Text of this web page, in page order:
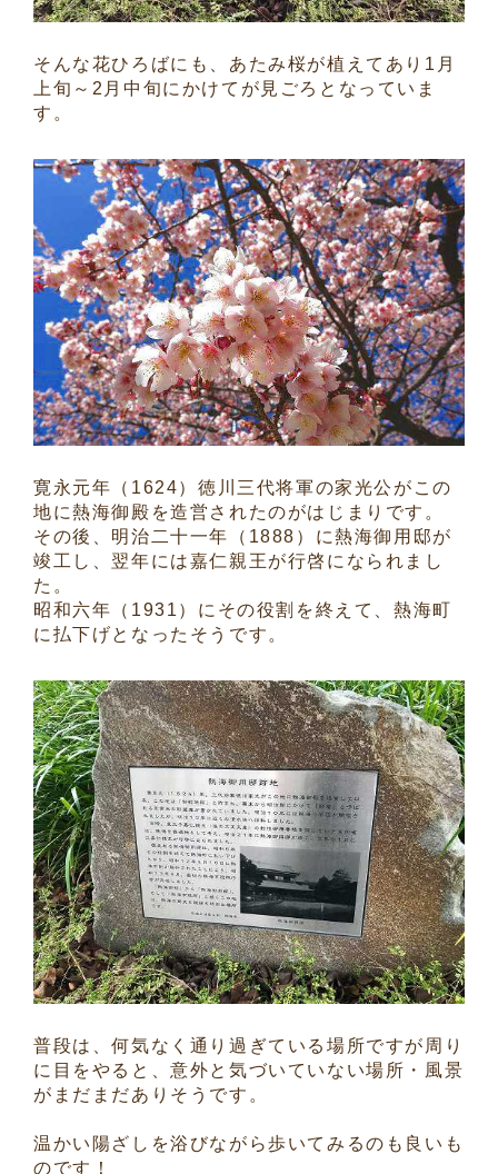
そんな花ひろばにも、あたみ桜が植えてあり1月
上旬～2月中旬にかけてが見ごろとなっていま
す。
寛永元年（1624）徳川三代将軍の家光公がこの
地に熱海御殿を造営されたのがはじまりです。
その後、明治二十一年（1888）に熱海御用邸が
竣工し、翌年には嘉仁親王が行啓になられまし
た。
昭和六年（1931）にその役割を終えて、熱海町
に払下げとなったそうです。
普段は、何気なく通り過ぎている場所ですが周り
に目をやると、意外と気づいていない場所・風景
がまだまだありそうです。
温かい陽ざしを浴びながら歩いてみるのも良いも
のです！